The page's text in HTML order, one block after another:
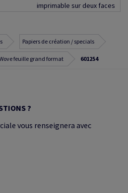
imprimable sur deux faces
Papiers de création / specials
feuille grand format 601254
?
vous renseignera avec